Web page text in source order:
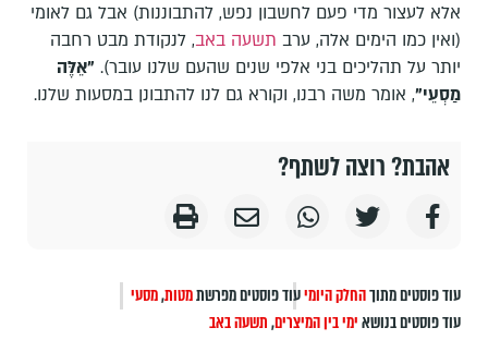
אלא לעצור מדי פעם לחשבון נפש, להתבוננות) אבל גם לאומי
(ואין כמו הימים אלה, ערב תשעה באב, לנקודת מבט רחבה
יותר על תהליכים בני אלפי שנים שהעם שלנו עובר). "אֵלֶּה
מַסְעֵי", אומר משה רבנו, וקורא גם לנו להתבונן במסעות שלנו.
אהבת? רוצה לשתף?
עוד פוסטים מתוךהחלק היומיעוד פוסטים מפרשתמטות,מסעי
עוד פוסטים בנושאימי בין המיצרים,תשעה באב